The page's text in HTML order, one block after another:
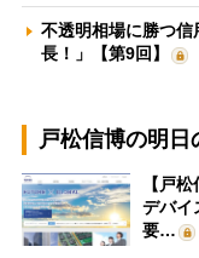
不透明相場に勝つ
長！」【第9回】
戸松信博の明日
【戸
デバイ
要…